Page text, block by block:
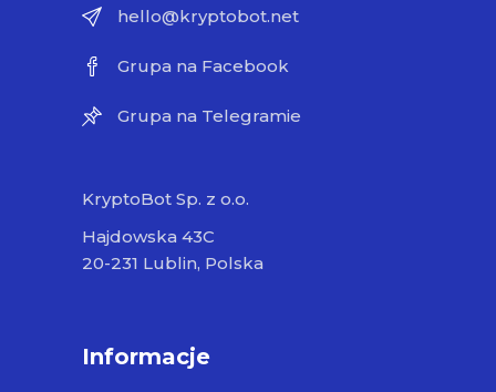
hello@kryptobot.net
Grupa na Facebook
Grupa na Telegramie
KryptoBot Sp. z o.o.
Hajdowska 43C
20-231 Lublin, Polska
Informacje